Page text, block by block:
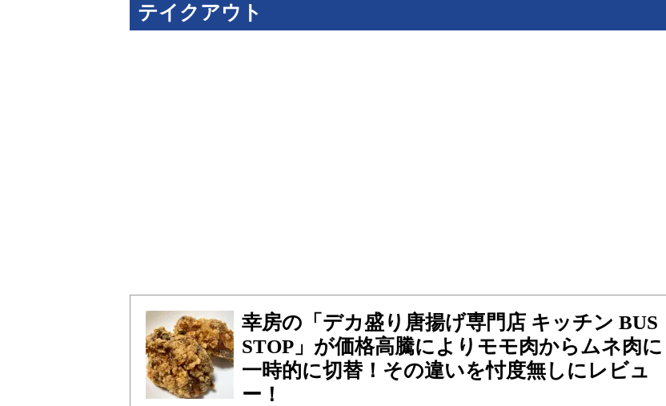
テイクアウト
幸房の「デカ盛り唐揚げ専門店 キッチン BUS
STOP」が価格高騰によりモモ肉からムネ肉に
一時的に切替！その違いを忖度無しにレビュ
ー！